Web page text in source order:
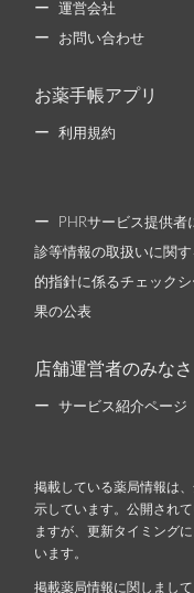
運営会社
お問い合わせ
お薬手帳アプリ
利用規約
PHRサービス提供者
診等情報の取扱いに関
的指針に係るチェック
果の公表
店舗運営者のみなさ
サービス紹介ページ
掲載している薬局情報は
示しています。公開され
ますが、更新タイミング
います。
掲載薬局情報に関しまし